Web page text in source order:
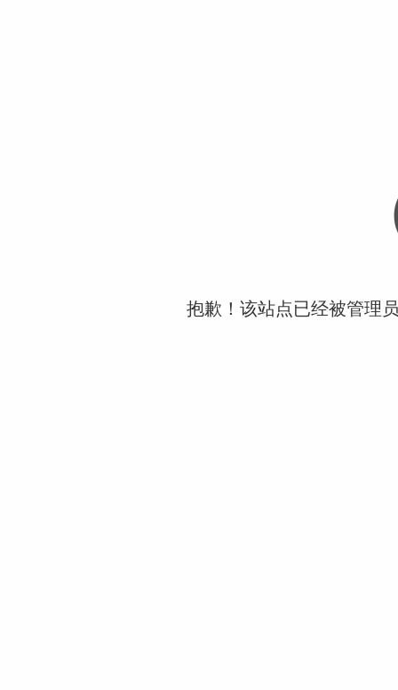
抱歉！该站点已经被管理